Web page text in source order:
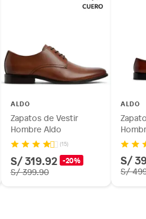
ALDO
Zapatos de Vestir
Hombre Aldo
(15)
S/ 319.92 -20%
S/ 399.90
ALDO
S/
S/